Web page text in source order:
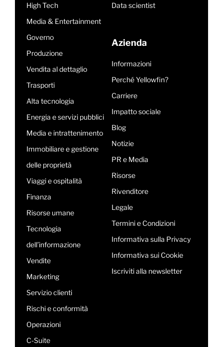
High Tech
Media & Entertainment
Governo
Produzione
Vendita al dettaglio
Trasporti
Alta tecnologia
Energia e servizi pubblici
Media e intrattenimento
Immobiliare e gestione
delle proprietà
Viaggi e ospitalità
Finanza
Risorse umane
Tecnologia
dell’informazione
Vendite
Marketing
Servizio clienti
Rischi e conformità
Operazioni
C-Suite
Data scientist
Azienda
Informazioni
Perché Yellowfin?
Carriere
Impatto sociale
Blog
Notizie
PR e Media
Risorse
Rivenditore
Legale
Termini e Condizioni
Informativa sulla Privacy
Informativa sui Cookie
Iscriviti alla newsletter